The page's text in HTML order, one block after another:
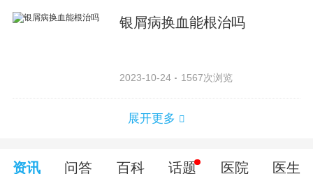
银屑病换血能根治吗
2023-10-24 1567次浏览
展开更多
资讯 问答 百科 话题 医院 医生